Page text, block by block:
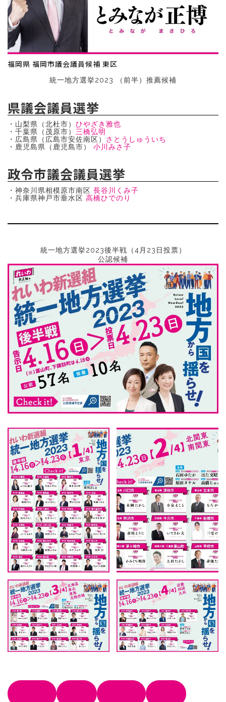
福岡県 福岡市議会議員候補 東区
統一地方選挙2023 （前半）推薦候補
県議会議員選挙
・山梨県（北杜市） ひやざき雅也
・千葉県（茂原市） 三橋弘明
・広島県（広島市安佐南区） さとうしゅういち
・鹿児島県（鹿児島市） 小川みさ子
政令市議会議員選挙
・神奈川県相模原市南区 長谷川くみ子
・兵庫県神戸市垂水区 高橋ひでのり
統一地方選挙2023後半戦（4月23日投票）
公認候補